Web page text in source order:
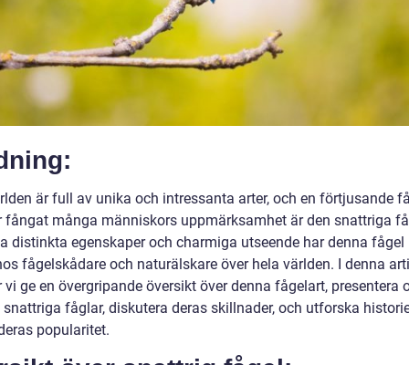
är full av unika och intressanta arter, och en förtjusande
fångat många människors uppmärksamhet är den snattriga
distinkta egenskaper och charmiga utseende har denna fågel
fågelskådare och naturälskare över hela världen. I denna
vi ge en övergripande översikt över denna fågelart, presentera
snattriga fåglar, diskutera deras skillnader, och utforska
popularitet.